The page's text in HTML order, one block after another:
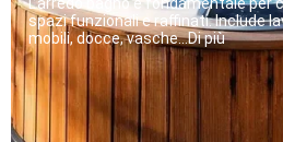
L’arredo bagno è fondamentale per
spazi funzionali e raffinati. Include
mobili, docce, vasche...Di più